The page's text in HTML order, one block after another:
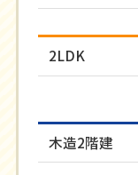
2LDK
木造2階建